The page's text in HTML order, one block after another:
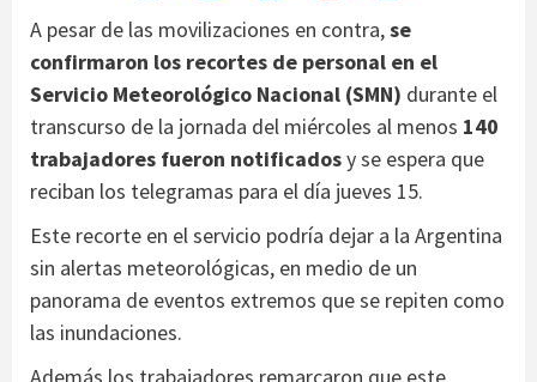
A pesar de las movilizaciones en contra,se
confirmaron los recortes de personal en el
Servicio Meteorológico Nacional (SMN) durante el
transcurso de la jornada del miércoles al menos 140
trabajadores fueron notificadosy se espera que
reciban los telegramas para el día jueves 15.
Este recorte en el servicio podría dejar a la Argentina
sin alertas meteorológicas, en medio de un
panorama de eventos extremos que se repiten como
las inundaciones.